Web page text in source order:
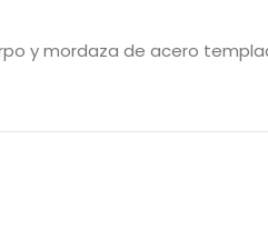
y mordaza de acero